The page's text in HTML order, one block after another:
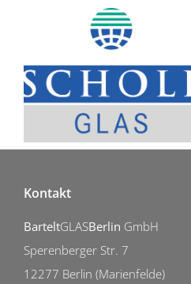
Kontakt
BarteltGLASBerlin GmbH
Sperenberger Str. 7
12277 Berlin (Marienfelde)